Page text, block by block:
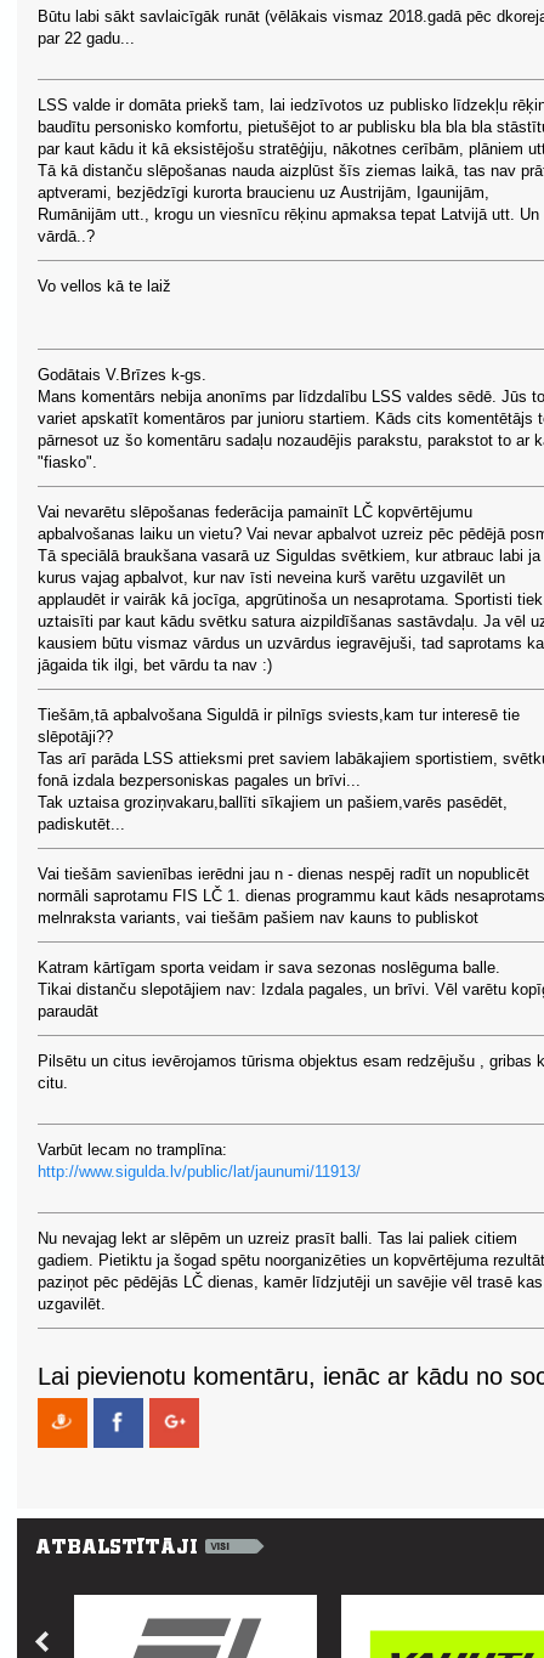
Būtu labi sākt savlaicīgāk runāt (vēlākais vismaz 2018.gadā pēc
par 22 gadu...
LSS valde ir domāta priekš tam, lai iedzīvotos uz publisko līdzekļu
baudītu personisko komfortu, pietušējot to ar publisku bla bla bla
par kaut kādu it kā eksistējošu stratēģiju, nākotnes cerībām, plāniem
Tā kā distanču slēpošanas nauda aizplūst šīs ziemas laikā, tas nav
aptverami, bezjēdzīgi kurorta braucienu uz Austrijām, Igaunijām,
Rumānijām utt., krogu un viesnīcu rēķinu apmaksa tepat Latvijā utt. Un
vārdā..?
Vo vellos kā te laiž
Godātais V.Brīzes k-gs.
Mans komentārs nebija anonīms par līdzdalību LSS valdes sēdē. Jūs to
variet apskatīt komentāros par junioru startiem. Kāds cits komentētājs
pārnesot uz šo komentāru sadaļu nozaudējis parakstu, parakstot to ar
"fiasko".
Vai nevarētu slēpošanas federācija pamainīt LČ kopvērtējumu
apbalvošanas laiku un vietu? Vai nevar apbalvot uzreiz pēc pēdējā
Tā speciālā braukšana vasarā uz Siguldas svētkiem, kur atbrauc labi ja
kurus vajag apbalvot, kur nav īsti neveina kurš varētu uzgavilēt un
applaudēt ir vairāk kā jocīga, apgrūtinoša un nesaprotama. Sportisti tiek
uztaisīti par kaut kādu svētku satura aizpildīšanas sastāvdaļu. Ja vēl
kausiem būtu vismaz vārdus un uzvārdus iegravējuši, tad saprotams
jāgaida tik ilgi, bet vārdu ta nav :)
Tiešām,tā apbalvošana Siguldā ir pilnīgs sviests,kam tur interesē tie
slēpotāji??
Tas arī parāda LSS attieksmi pret saviem labākajiem sportistiem,
fonā izdala bezpersoniskas pagales un brīvi...
Tak uztaisa groziņvakaru,ballīti sīkajiem un pašiem,varēs pasēdēt,
padiskutēt...
Vai tiešām savienības ierēdni jau n - dienas nespēj radīt un nopublicēt
normāli saprotamu FIS LČ 1. dienas programmu kaut kāds nesaprotams
melnraksta variants, vai tiešām pašiem nav kauns to publiskot
Katram kārtīgam sporta veidam ir sava sezonas noslēguma balle.
Tikai distanču slepotājiem nav: Izdala pagales, un brīvi. Vēl varētu
paraudāt
Pilsētu un citus ievērojamos tūrisma objektus esam redzējušu , gribas
citu.
Varbūt lecam no tramplīna:
http://www.sigulda.lv/public/lat/jaunumi/11913/
Nu nevajag lekt ar slēpēm un uzreiz prasīt balli. Tas lai paliek citiem
gadiem. Pietiktu ja šogad spētu noorganizēties un kopvērtējuma
paziņot pēc pēdējās LČ dienas, kamēr līdzjutēji un savējie vēl trasē
uzgavilēt.
Lai pievienotu komentāru, ienāc ar kādu no